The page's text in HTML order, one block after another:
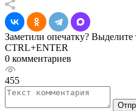
Заметили опечатку?
CTRL+ENTER
0 комментариев
455